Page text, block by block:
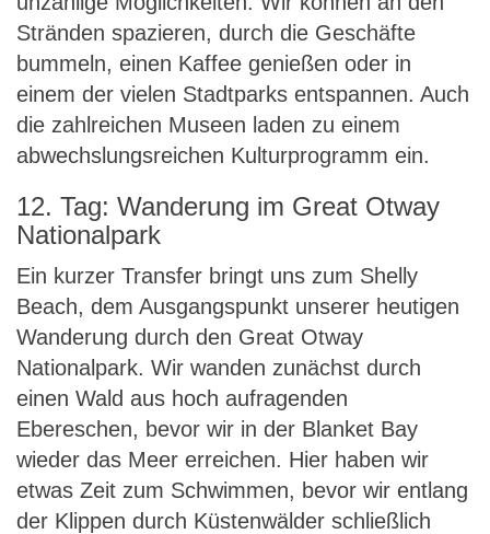
Stränden spazieren, durch die Geschäfte
bummeln, einen Kaffee genießen oder in
einem der vielen Stadtparks entspannen. Auch
die zahlreichen Museen laden zu einem
abwechslungsreichen Kulturprogramm ein.
12. Tag: Wanderung im Great Otway
Nationalpark
Ein kurzer Transfer bringt uns zum Shelly
Beach, dem Ausgangspunkt unserer heutigen
Wanderung durch den Great Otway
Nationalpark. Wir wanden zunächst durch
einen Wald aus hoch aufragenden
Ebereschen, bevor wir in der Blanket Bay
wieder das Meer erreichen. Hier haben wir
etwas Zeit zum Schwimmen, bevor wir entlang
der Klippen durch Küstenwälder schließlich